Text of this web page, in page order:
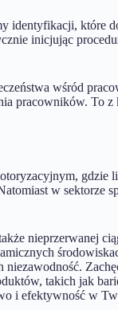
identyfikacji, które
inicjując
wśród
pracowników. To
gdzie
w sektorze
nieprzerwanej
takich jak
i efektywność w